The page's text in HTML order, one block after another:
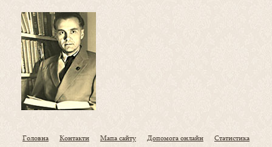
Головна Контакти Мапа сайту Допомога онлайн Статистика